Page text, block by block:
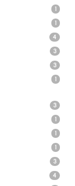
1
1
4
3
3
1
3
1
1
1
3
4